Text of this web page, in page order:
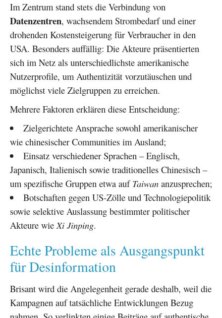
Im Zentrum stand stets die Verbindung von
Datenzentren, wachsendem Strombedarf und einer
drohenden Kostensteigerung für Verbraucher in den
USA. Besonders auffällig: Die Akteure präsentierten
sich im Netz als unterschiedlichste amerikanische
Nutzerprofile, um Authentizität vorzutäuschen und
möglichst viele Zielgruppen zu erreichen.
Mehrere Faktoren erklären diese Entscheidung:
Zielgerichtete Ansprache sowohl amerikanischer
wie chinesischer Communities im Ausland;
Einsatz verschiedener Sprachen – Englisch,
Japanisch, Italienisch sowie traditionelles Chinesisch –
um spezifische Gruppen etwa auf Taiwan anzusprechen;
Botschaften gegen US-Zölle und Technologiepolitik
sowie selektive Auslassung bestimmter politischer
Akteure wieXi Jinping.
Echte Probleme als Ausgangspunkt
für Desinformation
Brisant wird die Angelegenheit gerade deshalb, weil die
Kampagnen auf tatsächliche Entwicklungen Bezug